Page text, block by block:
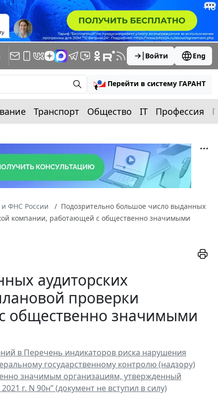
Войти Eng
Перейти в систему ГАРАНТ
Транспорт Общество IT Профессия
ФНС России
Подозрительно большое число выданных
компании, работающей с общественно значимыми
аудиторских
проверки
общественно значимыми
в Перечень индикаторов риска нарушения
государственному контролю (надзору)
значимым организациям, утвержденный
г. N 90н” (документ не вступил в силу)